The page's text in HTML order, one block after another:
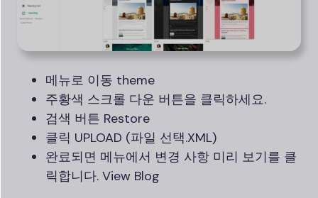
메뉴로 이동 theme
주황색 스크롤 다운 버튼을 클릭하세요.
검색 버튼 Restore
클릭 UPLOAD (파일 선택.XML)
완료되면 메뉴에서 변경 사항 미리 보기를 클
릭합니다. View Blog